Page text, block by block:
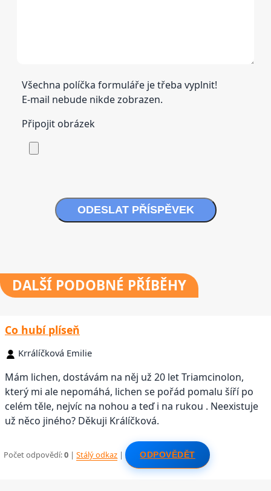
Všechna políčka formuláře je třeba vyplnit!
E-mail nebude nikde zobrazen.
Připojit obrázek
ODESLAT PŘÍSPĚVEK
DALŠÍ PODOBNÉ PŘÍBĚHY
Co hubí plíseň
Krrálíčková Emilie
Mám lichen, dostávám na něj už 20 let Triamcinolon,
který mi ale nepomáhá, lichen se pořád pomalu šíří po
celém těle, nejvíc na nohou a teď i na rukou . Neexistuje
už něco jiného? Děkuji Králíčková.
Počet odpovědí:0 |Stálý odkaz | ODPOVĚDĚT